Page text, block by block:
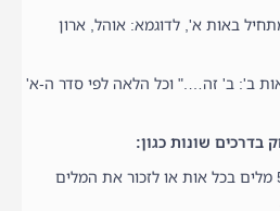
מתחיל באות א', לדוגמא: אוהל, ארון
ב': ב' זה…." וכל הלאה לפי סדר ה-א'
שונות כגון:
כל משתתף צריך למצוא 5 מלים בכל אות או לזכור את המלים